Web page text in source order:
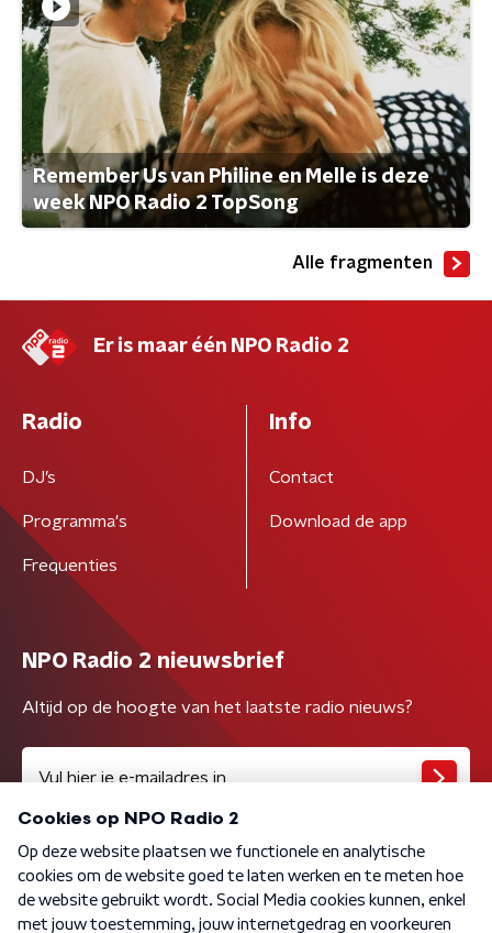
Remember Us van Philine en Melle is deze
week NPO Radio 2 TopSong
Alle fragmenten
Er is maar één NPO Radio 2
Radio
DJ’s
Programma's
Frequenties
Info
Contact
Download de app
NPO Radio 2 nieuwsbrief
Altijd op de hoogte van het laatste radio nieuws?
Algemene voorwaarden